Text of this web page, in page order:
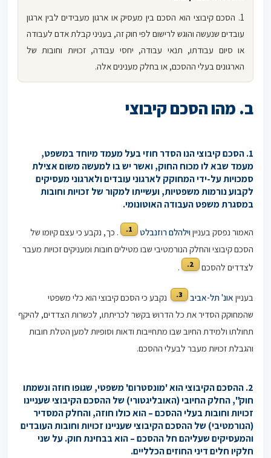
1. הסכם קיבוצי הוא הסכם בין מעסיק או ארגון מעבידים לבין ארגון
עובדים שנעשה והוגש לרישום לפי חוק זה, בעניני קבלת אדם לעבודה
או סיום עבודתו, תנאי עבודה, יחסי עבודה, זכויות וחובות של
הארגונים בעלי ההסכם, או בחלק מענינים אלה.
ב. מהו הסכם קיבוצי
1. הסכם קיבוצי הנו הסדר חוזי בעל מעמד מיוחד במשפט,
מעמד שבא לו מכוח החוק, ואשר יש בו למעשה משום אצילת
סמכויות על-ידי המחוקק לארגוני עובדים ולארגוני מעסיקים
לקבוע נורמות משפטיות, ועשייתו למקור של זכויות וחובות
במסגרת משפט העבודה האוטונומי.
האמור נפסק בענייןוילהלם רוזנבלט 1.
. כך, נקבע כי עצם קיומו של
הסכם קיבוצי והחלק הנורמטיבי שבו מטילים חובות ומעניקים זכויות מעבר
לצדדים להסכם
2.
.
בעניין אונ' תל-אביב 3.
נקבע כי הסכם קיבוצי הוא כלי משפטי
שהמחוקק הסדיר את כל הדרוש בקשר לכריתתו, לכשרות הצדדים, להיקף
תחולתו ולמידת החיוב שבו מתחייבות ודאות וסופיות למען הטלת חובות
והגבלת זכויות מעבר לבעלי ההסכם.
2. ההסכם הקיבוצי הוא 'מונסטרום' משפטי, שגופו חוזה ונשמתו
חוק", החלק החיובי (האובליגטורי) של ההסכם הקיבוצי שעניינו
זכויות וחובות בעלי ההסכם – הוא כולו חוזה, והחלק המסדיר
(הנורמטיבי) של ההסכם הקיבוצי שעניינו זכויות וחובות העובדים
והמעסיקים שעליהם חל ההסכם – הוא בבחינת חוק. על שני
חלקיו חלים דיני החוזים הכלליים.